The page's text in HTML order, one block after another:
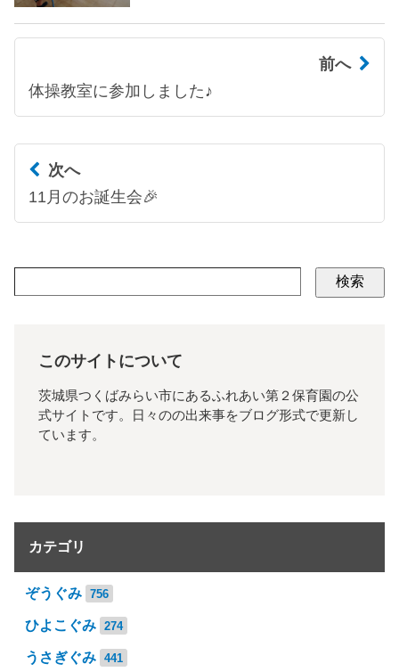
前へ
体操教室に参加しました♪
次へ
11月のお誕生会🎉
検索
このサイトについて
茨城県つくばみらい市にあるふれあい第２保育園の公
式サイトです。日々のの出来事をブログ形式で更新し
ています。
カテゴリ
ぞうぐみ 756
ひよこぐみ 274
うさぎぐみ 441